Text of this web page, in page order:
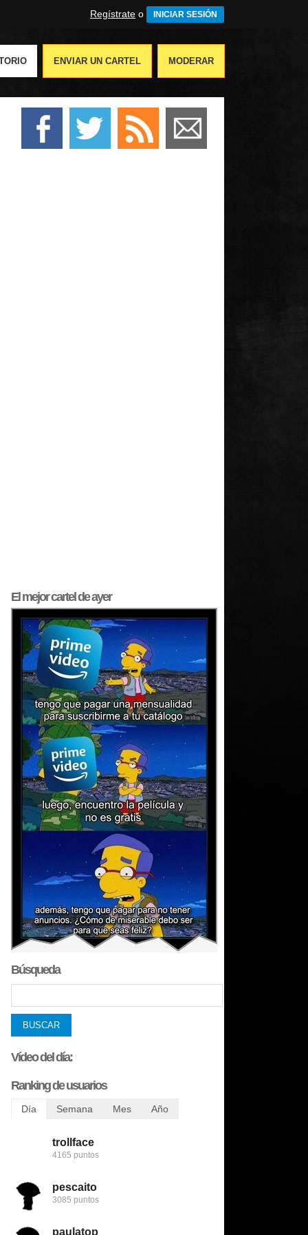
Regístrate o INICIAR SESIÓN
ENVIAR UN CARTEL MODERAR
El mejorcartel de ayer
Búsqueda
Vídeo del día:
Ranking de usuarios
Día
trollface
4165 puntos
pescaito
3085 puntos
paulatop
Semana
trollface
6456 puntos
123despasito
5345 puntos
mariettachesnut
Mes
bobobobs
8509 puntos
nomedigas
8422 puntos
trollface
Año
bobobobs
272731 puntos
flamenquin
240782 puntos
patatabrava